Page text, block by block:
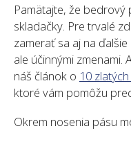
Pamätajte, že
skladačky. Pre trvalé
zamerať sa aj na
ale účinnými zmenami.
náš článok o 10
ktoré vám pomôžu
Okrem nosenia pásu